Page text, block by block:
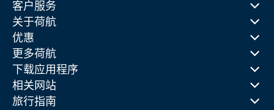
客户服务
关于荷航
优惠
更多荷航
下载应用程序
相关网站
旅行指南